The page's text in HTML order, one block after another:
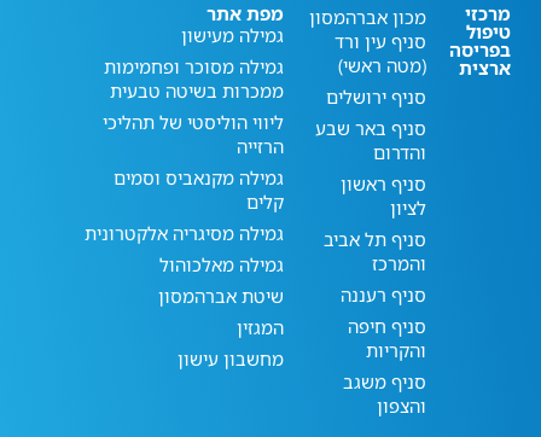
מרכזי
טיפול
בפריסה
ארצית
מכון אברהמסון
סניף עין ורד
(מטה ראשי)
סניף ירושלים
סניף באר שבע
והדרום
סניף ראשון
לציון
סניף תל אביב
והמרכז
סניף רעננה
סניף חיפה
והקריות
סניף משגב
והצפון
מפת אתר
גמילה מעישון
גמילה מסוכר ופחמימות
ממכרות בשיטה טבעית
ליווי הוליסטי של תהליכי
הרזייה
גמילה מקנאביס וסמים
קלים
גמילה מסיגריה אלקטרונית
גמילה מאלכוהול
שיטת אברהמסון
המגזין
מחשבון עישון